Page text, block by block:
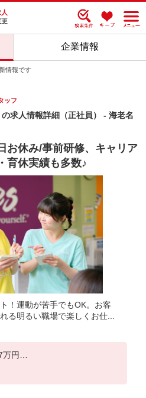
更
企業情報
情報です
ッフ
求人情報詳細（正社員） - 海老名
お休み/事前研修、キャリア
育休実績も多数♪
！運動が苦手でもOK。お客
る明るい職場で楽しくお仕...
万円
） 20.00時間/月